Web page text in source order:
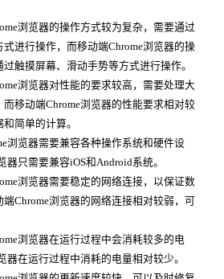
浏览器的操作方式较为复杂，需要通过
进行操作，而移动端Chrome浏览器的操
触摸屏幕、滑动手势等方式进行操作。
浏览器对性能的要求较高，需要处理大
移动端Chrome浏览器的性能要求相对较
简单的计算。
浏览器需要兼容各种操作系统和硬件设
器只需要兼容iOS和Android系统。
浏览器需要稳定的网络连接，以保证数
Chrome浏览器的网络连接相对较弱，可
浏览器在运行过程中会消耗较多的电
器在运行过程中消耗的电量相对较少。